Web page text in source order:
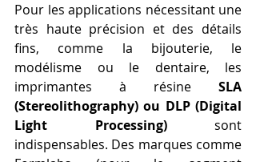
Pour les applications nécessitant une
très haute précision et des détails
fins, comme la bijouterie, le
modélisme ou le dentaire, les
imprimantes à résine SLA
(Stereolithography) ou DLP (Digital
Light Processing) sont
indispensables. Des marques comme